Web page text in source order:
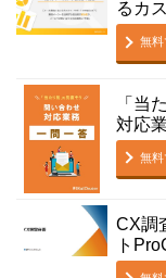
るカ
無料
「当
対応
無料
CX調
ト